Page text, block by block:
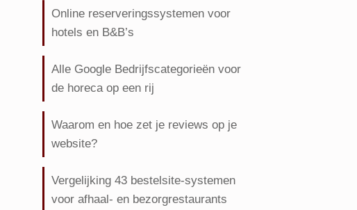
Online reserveringssystemen voor
hotels en B&B’s
Alle Google Bedrijfscategorieën voor
de horeca op een rij
Waarom en hoe zet je reviews op je
website?
Vergelijking 43 bestelsite-systemen
voor afhaal- en bezorgrestaurants